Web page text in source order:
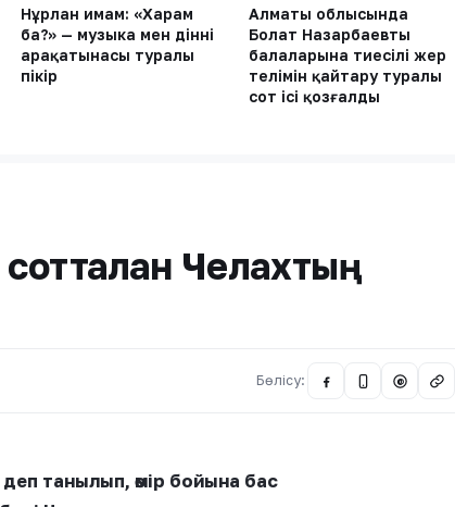
Нұрлан имам: «Харам
ба?» — музыка мен діннің
арақатынасы туралы
пікір
Алматы облысында
Болат Назарбаевтың
балаларына тиесілі жер
телімін қайтару туралы
сот ісі қозғалды
Челахтың
Бөлісу: @
танылып, өмір бойына бас